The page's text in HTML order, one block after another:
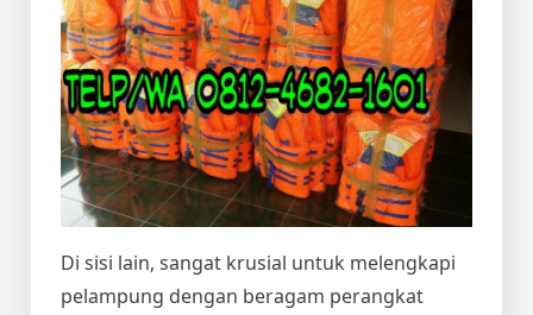
Di sisi lain, sangat krusial untuk melengkapi
pelampung dengan beragam perangkat